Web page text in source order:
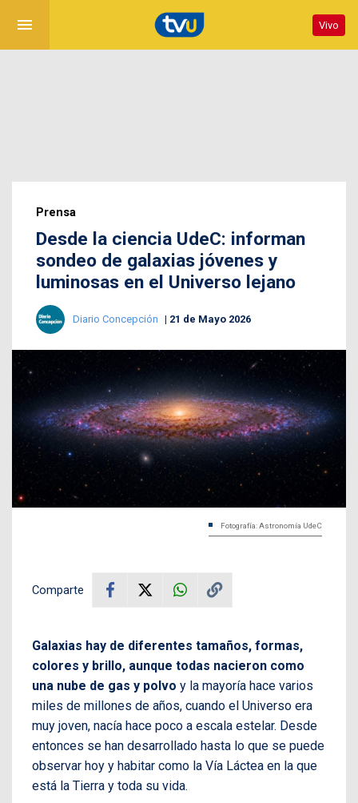
menu Vivo
Prensa
Desde la ciencia UdeC: informan
sondeo de galaxias jóvenes y
luminosas en el Universo lejano
Diario Concepción 21 de Mayo 2026
Fotografía: Astronomía UdeC
Comparte
Galaxias hay de diferentes tamaños, formas,
colores y brillo, aunque todas nacieron como
una nube de gas y polvo y la mayoría hace varios
miles de millones de años, cuando el Universo era
muy joven, nacía hace poco a escala estelar. Desde
entonces se han desarrollado hasta lo que se puede
observar hoy y habitar como la Vía Láctea en la que
está la Tierra y toda su vida.